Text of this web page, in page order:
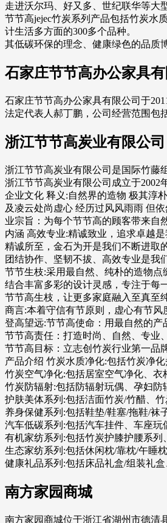
走进沃尔玛、好又多、世纪联华等大
节节高jejec竹炭系列产品包括竹炭水
计生活多方面的300多个品种。
其低碳环保的理念、健康绿色的品质
石家庄节节高办公家具有
石家庄节节高办公家具有限公司于
法定代表人郝丁鹏，公司经营范围包
浙江节节高炭业有限公司
浙江节节高炭业有限公司是国际竹藤
浙江节节高炭业有限公司成立于2002
企业文化 释义:自然界的造物 极其淳
及凌云处尚虚心 经历过风风雨雨 但
业宗旨：为每个节节高的顾客带来自
内涵 高效专业:精诚致业，追求卓越是
精诚所至，金石为开是我们不断进取
团结协作、坚韧不拔、高效专业是我
节节生枝:采用最自然、纯朴的造物点
结合丰富多彩的设计灵感，专注于每
节节高生枝，让更多家庭融入至真至
商言:本着守信有节原则，虚心有节
登高望远:节节高使命：用最自然的产
节节高责任：打造时尚、自然、专业
节节高目标：立志创竹炭行业第一品
产品介绍 竹炭水质净化:包括竹炭净
竹炭空气净化:包括居室空气净化、衣
竹炭防辐射:包括防辐射玩偶、孕妇防
护肤美体系列:包括洁面竹炭/竹醋、
养身保健系列:包括鞋垫/鞋塞/拖鞋/袜
汽车低碳系列:包括汽车挂件、车座玩
有机家纺系列:包括竹炭护膝护腰系列
生态家纺系列:包括休闲枕/靠枕/午睡
健康礼品系列:包括床品礼盒/组装礼
南方家园商城
南方家园商城位于浙江省湖州市德清